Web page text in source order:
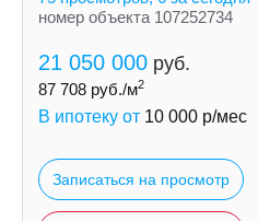
номер объекта 107252734
21 050 000 руб.
87 708 руб./м2
В ипотеку от 10 000 р/мес
Записаться на просмотр